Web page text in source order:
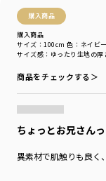
購入商品
購入商品
サイズ感 ：ゆったり 生地の厚
サイズ：100cm 色：ネイビ
商品をチェックする＞
ちょっとお兄さん
異素材で肌触りも良く
シーズン
カテゴリ
カラー
性別タイプ
／
商品番号
／